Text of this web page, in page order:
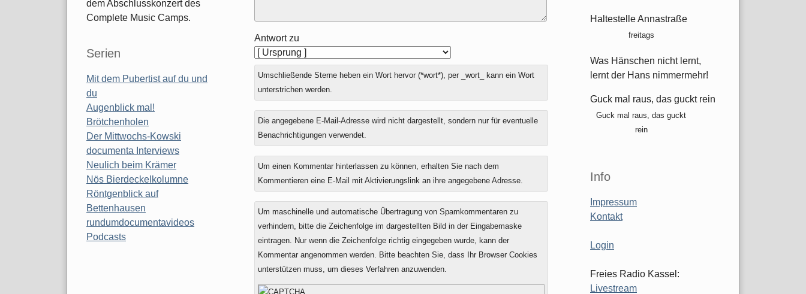
Antwort zu
Umschließende Sterne heben ein Wort hervor (*wort*), per _wort_ kann ein Wort
unterstrichen werden.
Die angegebene E-Mail-Adresse wird nicht dargestellt, sondern nur für eventuelle
Benachrichtigungen verwendet.
Um einen Kommentar hinterlassen zu können, erhalten Sie nach dem
Kommentieren eine E-Mail mit Aktivierungslink an ihre angegebene Adresse.
Um maschinelle und automatische Übertragung von Spamkommentaren zu
verhindern, bitte die Zeichenfolge im dargestellten Bild in der Eingabemaske
eintragen. Nur wenn die Zeichenfolge richtig eingegeben wurde, kann der
Kommentar angenommen werden. Bitte beachten Sie, dass Ihr Browser Cookies
unterstützen muss, um dieses Verfahren anzuwenden.
dem Abschlusskonzert des
Complete Music Camps.
Serien
Mit dem Pubertist auf du und
du
Augenblick mal!
Brötchenholen
Der Mittwochs-Kowski
documenta Interviews
Neulich beim Krämer
Nös Bierdeckelkolumne
Röntgenblick auf
Bettenhausen
rundumdocumentavideos
Podcasts
Haltestelle Annastraße
freitags
Was Hänschen nicht lernt,
lernt der Hans nimmermehr!
Guck mal raus, das guckt rein
Guck mal raus, das guckt
rein
Info
Impressum
Kontakt
Login
Freies Radio Kassel:
Livestream